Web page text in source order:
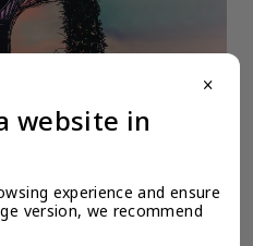
询公司为您
close
website in
experience and ensure
version, we recommend